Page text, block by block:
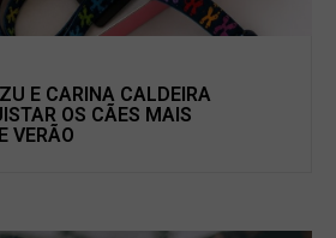
E CARINA CALDEIRA
OS CÃES MAIS
VERÃO